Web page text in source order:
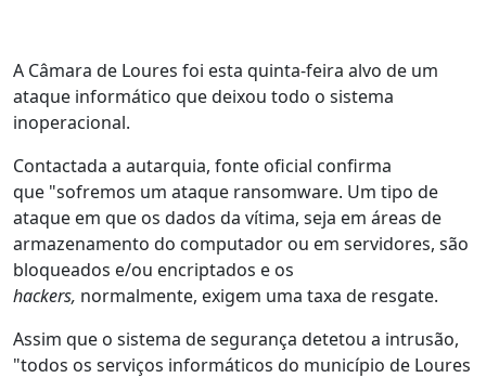
A Câmara de Loures foi esta quinta-feira alvo de um
ataque informático que deixou todo o sistema
inoperacional.
Contactada a autarquia, fonte oficial confirma
que "sofremos um ataque ransomware. Um tipo de
ataque em que os dados da vítima, seja em áreas de
armazenamento do computador ou em servidores, são
bloqueados e/ou encriptados e os
hackers, normalmente, exigem uma taxa de resgate.
Assim que o sistema de segurança detetou a intrusão,
"todos os serviços informáticos do município de Loures